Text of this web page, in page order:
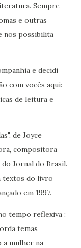
Sempre
e outras
nos possibilita
e decidi
com vocês aqui:
de leitura e
de Joyce
compositora
Jornal do Brasil.
textos do livro
em 1997.
tempo reflexiva :
temas
mulher na